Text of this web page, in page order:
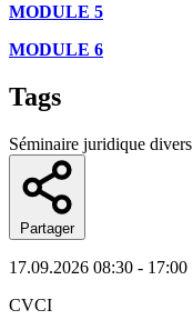
MODULE 5
MODULE 6
Tags
Séminaire juridique divers
Partager
17.09.2026 08:30 - 17:00
CVCI